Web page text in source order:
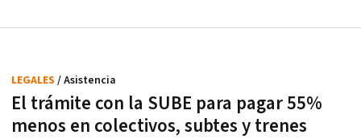
El trámite con la SUBE para pagar 55%
menos en colectivos, subtes y trenes
LEGALES / Asistencia